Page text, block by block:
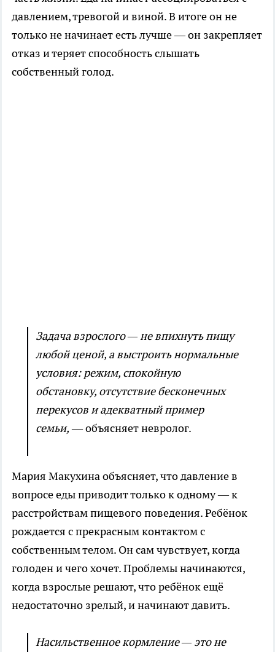
давлением, тревогой и виной. В итоге он не
только не начинает есть лучше — он закрепляет
отказ и теряет способность слышать
собственный голод.
Задача взрослого — не впихнуть пищу
любой ценой, а выстроить нормальные
условия: режим, спокойную
обстановку, отсутствие бесконечных
перекусов и адекватный пример
семьи,— объясняет невролог.
Мария Макухина объясняет, что давление в
вопросе еды приводит только к одному — к
расстройствам пищевого поведения. Ребёнок
рождается с прекрасным контактом с
собственным телом. Он сам чувствует, когда
голоден и чего хочет. Проблемы начинаются,
когда взрослые решают, что ребёнок ещё
недостаточно зрелый, и начинают давить.
Насильственное кормление — это не